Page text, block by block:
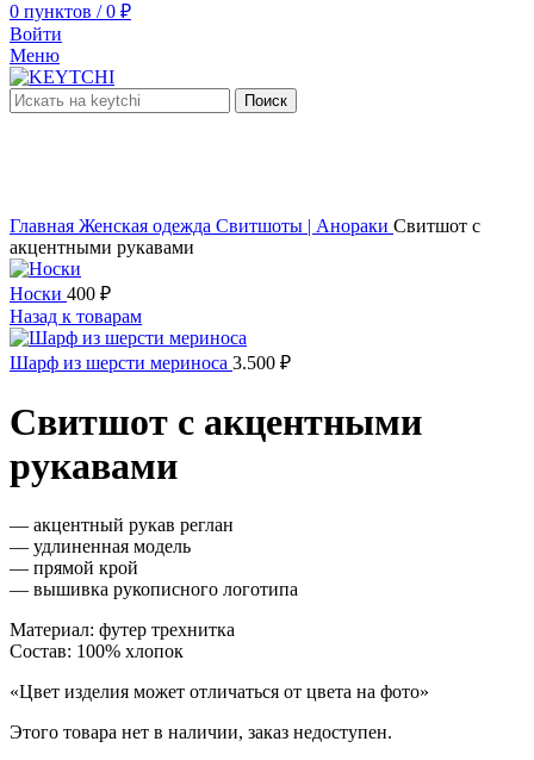
0 пунктов / 0 ₽
Войти
Меню
Поиск
Главная Женская одежда Свитшоты | Анораки Свитшот с
акцентными рукавами
Носки 400 ₽
Назад к товарам
Шарф из шерсти мериноса 3.500 ₽
Свитшот с акцентными
рукавами
— акцентный рукав реглан
— удлиненная модель
— прямой крой
— вышивка рукописного логотипа
Материал: футер трехнитка
Состав: 100% хлопок
«Цвет изделия может отличаться от цвета на фото»
Этого товара нет в наличии, заказ недоступен.